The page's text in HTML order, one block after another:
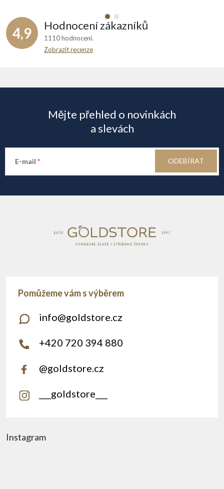
4,9 Hodnocení zákazníků
1110 hodnocení
Zobrazit recenze
a
t
Mějte přehled o novinkách
a slevách
E-mail ODEBÍRAT
Instagram
info@goldstore.cz
+420 720 394 880
@goldstore.cz
___goldstore___